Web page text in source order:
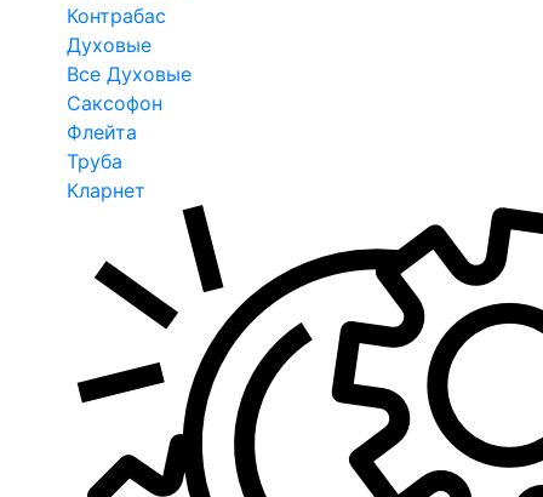
Контрабас
Духовые
Все Духовые
Саксофон
Флейта
Труба
Кларнет